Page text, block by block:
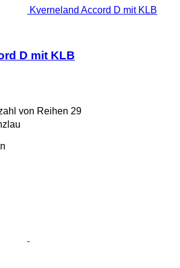
Kverneland Accord D mit KLB
D mit KLB
von Reihen 29